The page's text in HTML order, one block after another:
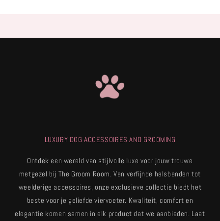
LUXURY DOG ACCESSOIRES AND GROOMING
Ontdek een wereld van stijlvolle luxe voor jouw trouwe
metgezel bij The Groom Room. Van verfijnde halsbanden tot
weelderige accessoires, onze exclusieve collectie biedt het
beste voor je geliefde viervoeter. Kwaliteit, comfort en
elegantie komen samen in elk product dat we aanbieden. Laat